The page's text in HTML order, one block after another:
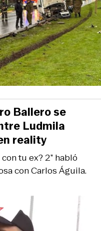
tu ex? 2” habló
con Carlos Águila.
Ballero se
Ludmila
reality